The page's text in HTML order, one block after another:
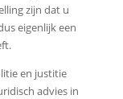
zijn dat u
eigenlijk een
en justitie
advies in